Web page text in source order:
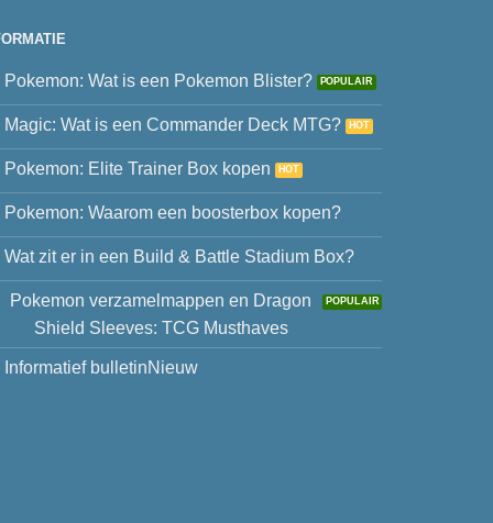
Pokemon: Wat is een Pokemon Blister?
Magic: Wat is een Commander Deck MTG?
Pokemon: Elite Trainer Box kopen
Pokemon: Waarom een boosterbox kopen?
Wat zit er in een Build & Battle Stadium Box?
Pokemon verzamelmappen en Dragon
Shield Sleeves: TCG Musthaves
Informatief bulletin